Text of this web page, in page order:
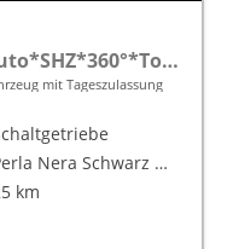
Allure Turbo100 Android Auto*SHZ*360°*Totwinkel*Klimaauto
mit Tageszulassung
Perla Nera Schwarz Metallic
km